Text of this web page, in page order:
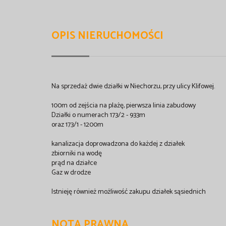
OPIS NIERUCHOMOŚCI
Na sprzedaż dwie działki w Niechorzu, przy ulicy Klifowej.
100m od zejścia na plażę, pierwsza linia zabudowy
Działki o numerach 173/2 - 933m
oraz 173/1 - 1200m
kanalizacja doprowadzona do każdej z działek
zbiorniki na wodę
prąd na działce
Gaz w drodze
Istnieję również możliwość zakupu działek sąsiednich